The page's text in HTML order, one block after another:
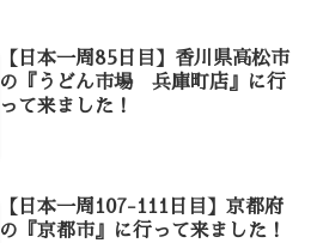
【日本一周85日目】香川県高松市
の『うどん市場 兵庫町店』に行
って来ました！
【日本一周107-111日目】京都府
の『京都市』に行って来ました！